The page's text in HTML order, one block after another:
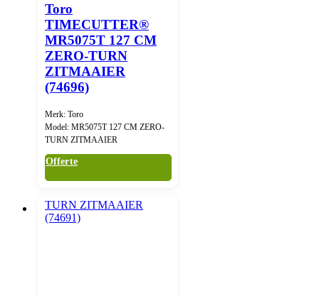
Toro
TIMECUTTER®
MR5075T 127 CM
ZERO-TURN
ZITMAAIER
(74696)
Merk: Toro
Model: MR5075T 127 CM ZERO-
TURN ZITMAAIER
Offerte